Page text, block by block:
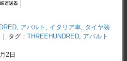
アバルト イタリア車 タイヤ装
｜ タグ： THREEHUNDRED アバルト
2日